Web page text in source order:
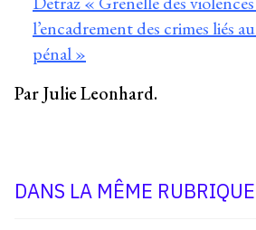
l’encadrement des crimes liés
pénal »
Par Julie Leonhard.
DANS LA MÊME RUBRIQUE